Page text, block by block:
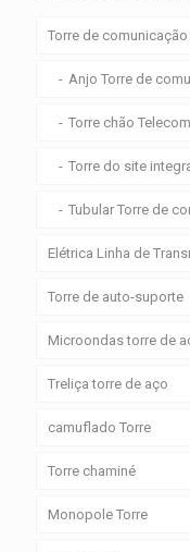
Torre de comunicação
Anjo Torre de
Torre chão
Torre do site
Tubular Torre de
Elétrica Linha de
Torre de auto-suporte
Microondas torre de
Treliça torre de aço
camuflado Torre
Torre chaminé
Monopole Torre